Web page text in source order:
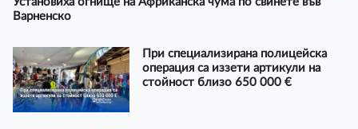
Варненско
При специализирана полицейска
операция са иззети артикули на
стойност близо 650 000 €